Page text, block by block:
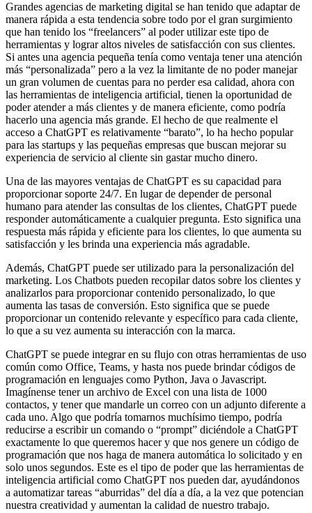
Grandes agencias de marketing digital se han tenido que adaptar de
manera rápida a esta tendencia sobre todo por el gran surgimiento
que han tenido los “freelancers” al poder utilizar este tipo de
herramientas y lograr altos niveles de satisfacción con sus clientes.
Si antes una agencia pequeña tenía como ventaja tener una atención
más “personalizada” pero a la vez la limitante de no poder manejar
un gran volumen de cuentas para no perder esa calidad, ahora con
las herramientas de inteligencia artificial, tienen la oportunidad de
poder atender a más clientes y de manera eficiente, como podría
hacerlo una agencia más grande. El hecho de que realmente el
acceso a ChatGPT es relativamente “barato”, lo ha hecho popular
para las startups y las pequeñas empresas que buscan mejorar su
experiencia de servicio al cliente sin gastar mucho dinero.
Una de las mayores ventajas de ChatGPT es su capacidad para
proporcionar soporte 24/7. En lugar de depender de personal
humano para atender las consultas de los clientes, ChatGPT puede
responder automáticamente a cualquier pregunta. Esto significa una
respuesta más rápida y eficiente para los clientes, lo que aumenta su
satisfacción y les brinda una experiencia más agradable.
Además, ChatGPT puede ser utilizado para la personalización del
marketing. Los Chatbots pueden recopilar datos sobre los clientes y
analizarlos para proporcionar contenido personalizado, lo que
aumenta las tasas de conversión. Esto significa que se puede
proporcionar un contenido relevante y específico para cada cliente,
lo que a su vez aumenta su interacción con la marca.
ChatGPT se puede integrar en su flujo con otras herramientas de uso
común como Office, Teams, y hasta nos puede brindar códigos de
programación en lenguajes como Python, Java o Javascript.
Imagínense tener un archivo de Excel con una lista de 1000
contactos, y tener que mandarle un correo con un adjunto diferente a
cada uno. Algo que podría tomarnos muchísimo tiempo, podría
reducirse a escribir un comando o “prompt” diciéndole a ChatGPT
exactamente lo que queremos hacer y que nos genere un código de
programación que nos haga de manera automática lo solicitado y en
solo unos segundos. Este es el tipo de poder que las herramientas de
inteligencia artificial como ChatGPT nos pueden dar, ayudándonos
a automatizar tareas “aburridas” del día a día, a la vez que potencian
nuestra creatividad y aumentan la calidad de nuestro trabajo.